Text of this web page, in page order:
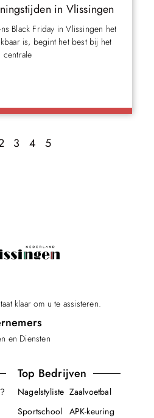
in Vlissingen
Black Friday in Vlissingen het
is, begint het best bij het
centrale
3 4 5
klaar om u te assisteren.
en Diensten
Top Bedrijven
Nagelstyliste
Sportschool
Zaalvoetbal
APK-keuring